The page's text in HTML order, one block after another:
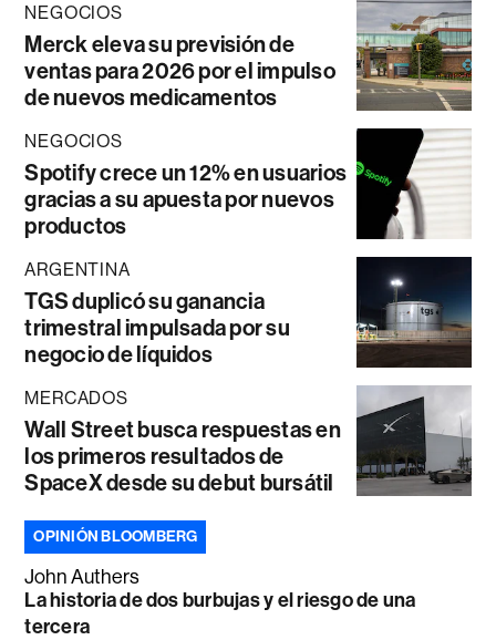
NEGOCIOS
Merck eleva su previsión de
ventas para 2026 por el impulso
de nuevos medicamentos
NEGOCIOS
Spotify crece un 12% en usuarios
gracias a su apuesta por nuevos
productos
ARGENTINA
TGS duplicó su ganancia
trimestral impulsada por su
negocio de líquidos
MERCADOS
Wall Street busca respuestas en
los primeros resultados de
SpaceX desde su debut bursátil
OPINIÓN BLOOMBERG
John Authers
La historia de dos burbujas y el riesgo de una
tercera